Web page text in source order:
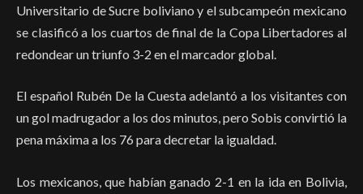
Universitario de Sucre boliviano y el subcampeón mexicano
se clasificó a los cuartos de final de la Copa Libertadores al
redondear un triunfo 3-2 en el marcador global.
El español Rubén De la Cuesta adelantó a los visitantes con
un gol madrugador a los dos minutos, pero Sobis convirtió la
pena máxima a los 76 para decretar la igualdad.
Los mexicanos, que habían ganado 2-1 en la ida en Bolivia,